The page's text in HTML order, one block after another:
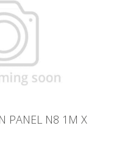
PANEL N8 1M X